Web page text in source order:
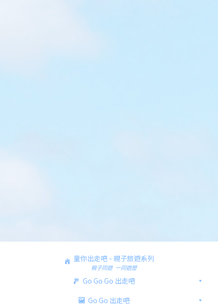
童你出走吧 - 親子旅遊系列
親子同遊 一同遊歷
Go Go Go 出走吧
Go Go 出走吧